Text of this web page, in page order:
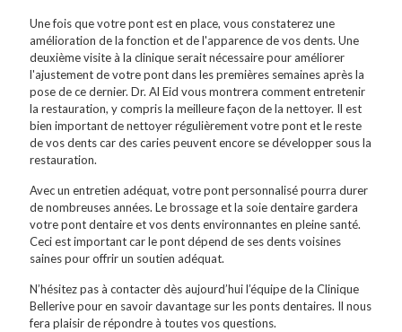
Une fois que votre pont est en place, vous constaterez une
amélioration de la fonction et de l'apparence de vos dents. Une
deuxième visite à la clinique serait nécessaire pour améliorer
l'ajustement de votre pont dans les premières semaines après la
pose de ce dernier. Dr. Al Eid vous montrera comment entretenir
la restauration, y compris la meilleure façon de la nettoyer. Il est
bien important de nettoyer régulièrement votre pont et le reste
de vos dents car des caries peuvent encore se développer sous la
restauration.
Avec un entretien adéquat, votre pont personnalisé pourra durer
de nombreuses années. Le brossage et la soie dentaire gardera
votre pont dentaire et vos dents environnantes en pleine santé.
Ceci est important car le pont dépend de ses dents voisines
saines pour offrir un soutien adéquat.
N’hésitez pas à contacter dès aujourd’hui l’équipe de la Clinique
Bellerive pour en savoir davantage sur les ponts dentaires. Il nous
fera plaisir de répondre à toutes vos questions.